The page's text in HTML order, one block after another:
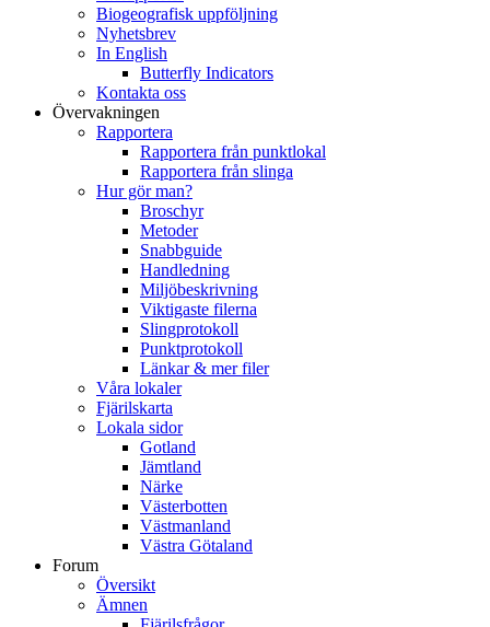
Biogeografisk uppföljning
Nyhetsbrev
In English
Butterfly Indicators
Kontakta oss
Övervakningen
Rapportera
Rapportera från punktlokal
Rapportera från slinga
Hur gör man?
Broschyr
Metoder
Snabbguide
Handledning
Miljöbeskrivning
Viktigaste filerna
Slingprotokoll
Punktprotokoll
Länkar & mer filer
Våra lokaler
Fjärilskarta
Lokala sidor
Gotland
Jämtland
Närke
Västerbotten
Västmanland
Västra Götaland
Forum
Översikt
Ämnen